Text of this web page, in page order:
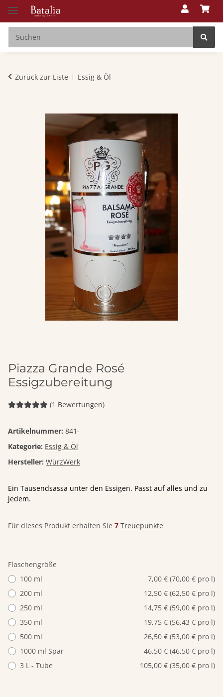
Zurück zur Liste Essig & Öl
Piazza Grande Rosé
Essigzubereitung
(1 Bewertungen)
Artikelnummer: 841-
Kategorie: Essig & Öl
Hersteller: WürzWerk
Ein Tausendsassa unter den Essigen. Passt auf alles und zu
jedem.
Für dieses Produkt erhalten Sie 7 Treuepunkte
Flaschengröße
100 ml
7,00 € (70,00 € pro l)
200 ml
12,50 € (62,50 € pro l)
250 ml
14,75 € (59,00 € pro l)
350 ml
19,75 € (56,43 € pro l)
500 ml
26,50 € (53,00 € pro l)
1000 ml Spar
46,50 € (46,50 € pro l)
3 L - Tube
105,00 € (35,00 € pro l)